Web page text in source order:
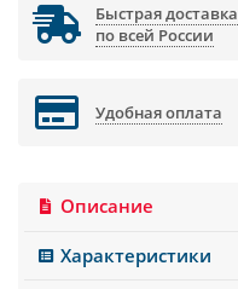
Быстрая доставка
по всей России
Удобная оплата
Описание
Характеристики